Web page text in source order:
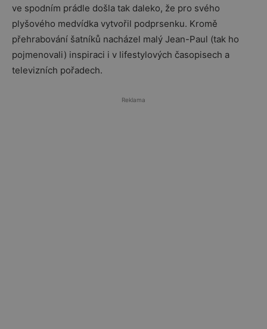
ve spodním prádle došla tak daleko, že pro svého
plyšového medvídka vytvořil podprsenku. Kromě
přehrabování šatníků nacházel malý Jean-Paul (tak ho
pojmenovali) inspiraci i v lifestylových časopisech a
televizních pořadech.
Reklama